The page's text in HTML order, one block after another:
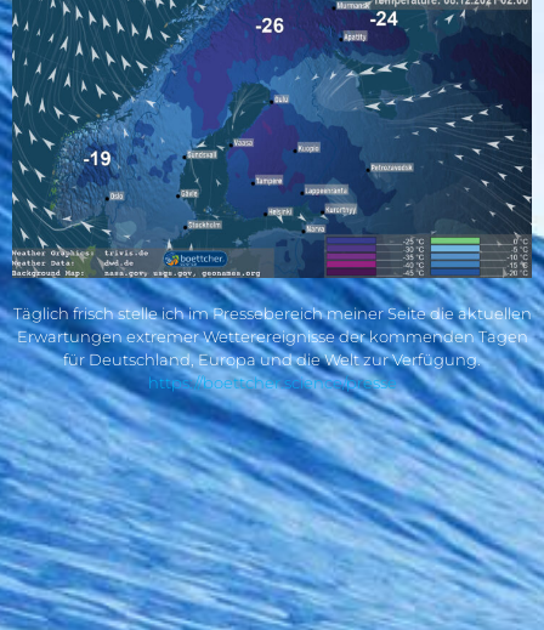
Täglich frisch stelle ich im Pressebereich meiner Seite die aktuellen
Erwartungen extremer Wetterereignisse der kommenden Tagen
für Deutschland, Europa und die Welt zur Verfügung.
https://boettcher.science/presse